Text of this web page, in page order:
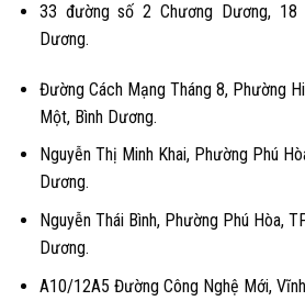
33 đường số 2 Chương Dương, 18
Dương.
Đường Cách Mạng Tháng 8, Phường
Một, Bình Dương.
Nguyễn Thị Minh Khai, Phường Phú
Dương.
Nguyễn Thái Bình, Phường Phú Hòa,
Dương.
A10/12A5 Đường Công Nghệ Mới,